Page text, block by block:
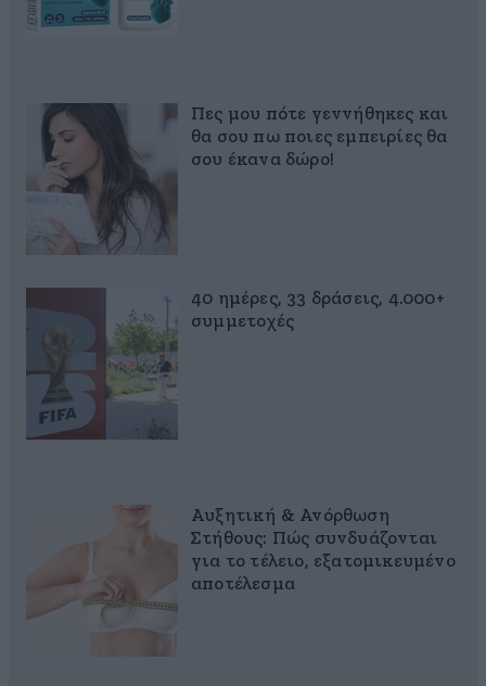
Πες μου πότε γεννήθηκες και
θα σου πω ποιες εμπειρίες θα
σου έκανα δώρο!
40 ημέρες, 33 δράσεις, 4.000+
συμμετοχές
Αυξητική & Ανόρθωση
Στήθους: Πώς συνδυάζονται
για το τέλειο, εξατομικευμένο
αποτέλεσμα